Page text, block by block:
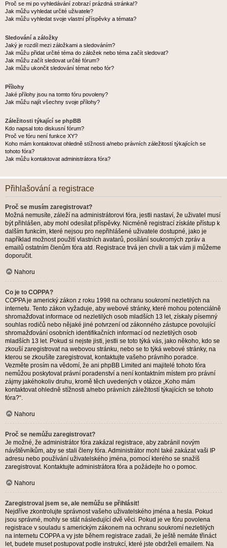
Proč se mi po vyhledávání zobrazí prázdná stránka!?
Jak můžu vyhledat určité uživatele?
Jak můžu vyhledat svoje vlastní příspěvky a témata?
Sledování a záložky
Jaký je rozdíl mezi záložkami a sledováním?
Jak můžu přidat určité téma do záložek nebo téma začít sledovat?
Jak můžu začít sledovat určité fórum?
Jak můžu ukončit sledování témat nebo fór?
Přílohy
Jaké přílohy jsou na tomto fóru povoleny?
Jak můžu najít všechny svoje přílohy?
Záležitosti týkající se phpBB
Kdo napsal toto diskusní fórum?
Proč ve fóru není funkce XY?
Koho mám kontaktovat ohledně stížnosti a/nebo právních záležitostí týkajících se
tohoto fóra?
Jak můžu kontaktovat administrátora fóra?
Přihlašování a registrace
Proč se musím zaregistrovat?
Možná nemusíte, záleží na administrátorovi fóra, jestli nastaví, že uživatel musí
být přihlášen, aby mohl odesílat příspěvky. Nicméně registrací získáte přístup k
dalším funkcím, které nejsou pro nepřihlášené uživatele dostupné, jako je
například možnost použití vlastních avatarů, posílání soukromých zpráv a
emailů ostatním členům fóra atd. Registrace trvá jen chvíli a tak vám ji můžeme
doporučit.
Nahoru
Co je to COPPA?
COPPA je americký zákon z roku 1998 na ochranu soukromí nezletilých na
internetu. Tento zákon vyžaduje, aby webové stránky, které mohou potenciálně
shromažďovat informace od nezletilých osob mladších 13 let, získaly písemný
souhlas rodičů nebo nějaké jiné potvrzení od zákonného zástupce povolující
shromažďování osobních identifikačních informací od nezletilých osob
mladších 13 let. Pokud si nejste jisti, jestli se toto týká vás, jako někoho, kdo se
zkouší zaregistrovat na webovou stránku, nebo se to týká webové stránky, na
kterou se zkoušíte zaregistrovat, kontaktujte vašeho právního poradce.
Vezměte prosím na vědomí, že ani phpBB Limited ani majitelé tohoto fóra
nemůžou poskytovat právní poradenství a není kontaktním místem pro právní
zájmy jakéhokoliv druhu, kromě těch uvedených v otázce „Koho mám
kontaktovat ohledně stížnosti a/nebo právních záležitostí týkajících se tohoto
fóra?“.
Nahoru
Proč se nemůžu zaregistrovat?
Je možné, že administrátor fóra zakázal registrace, aby zabránil novým
návštěvníkům, aby se stali členy fóra. Administrátor mohl také zakázat vaši IP
adresu nebo používání uživatelského jména, pomocí kterého se snažíš
zaregistrovat. Kontaktujte administrátora fóra a požádejte ho o pomoc.
Nahoru
Zaregistroval jsem se, ale nemůžu se přihlásit!
Nejdříve zkontrolujte správnost vašeho uživatelského jména a hesla. Pokud
jsou správné, mohly se stát následující dvě věci. Pokud je ve fóru povolena
registrace v souladu s americkým zákonem na ochranu soukromí nezletilých
na internetu COPPA a vy jste během registrace zadali, že ještě nemáte třináct
let, budete muset postupovat podle instrukcí, které jste obdrželi emailem. Na